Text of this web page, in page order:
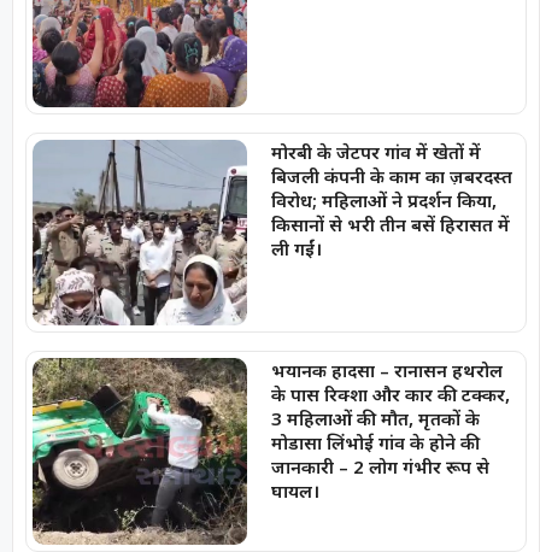
मोरबी के जेटपर गांव में खेतों में
बिजली कंपनी के काम का ज़बरदस्त
विरोध; महिलाओं ने प्रदर्शन किया,
किसानों से भरी तीन बसें हिरासत में
ली गईं।
भयानक हादसा – रानासन हथरोल
के पास रिक्शा और कार की टक्कर,
3 महिलाओं की मौत, मृतकों के
मोडासा लिंभोई गांव के होने की
जानकारी – 2 लोग गंभीर रूप से
घायल।